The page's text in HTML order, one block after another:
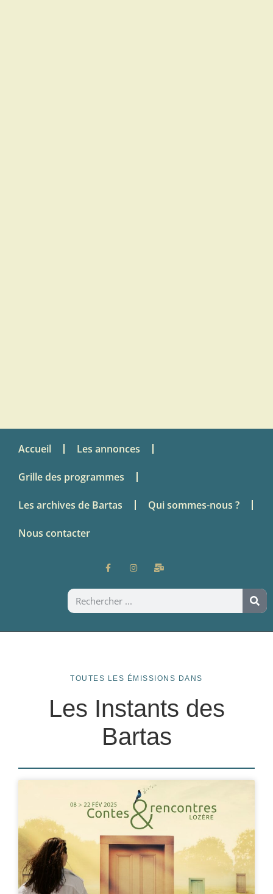
Accueil Les annonces
Grille des programmes
Les archives de Bartas Qui sommes-nous ?
Nous contacter
TOUTES LES ÉMISSIONS DANS
Les Instants des
Bartas